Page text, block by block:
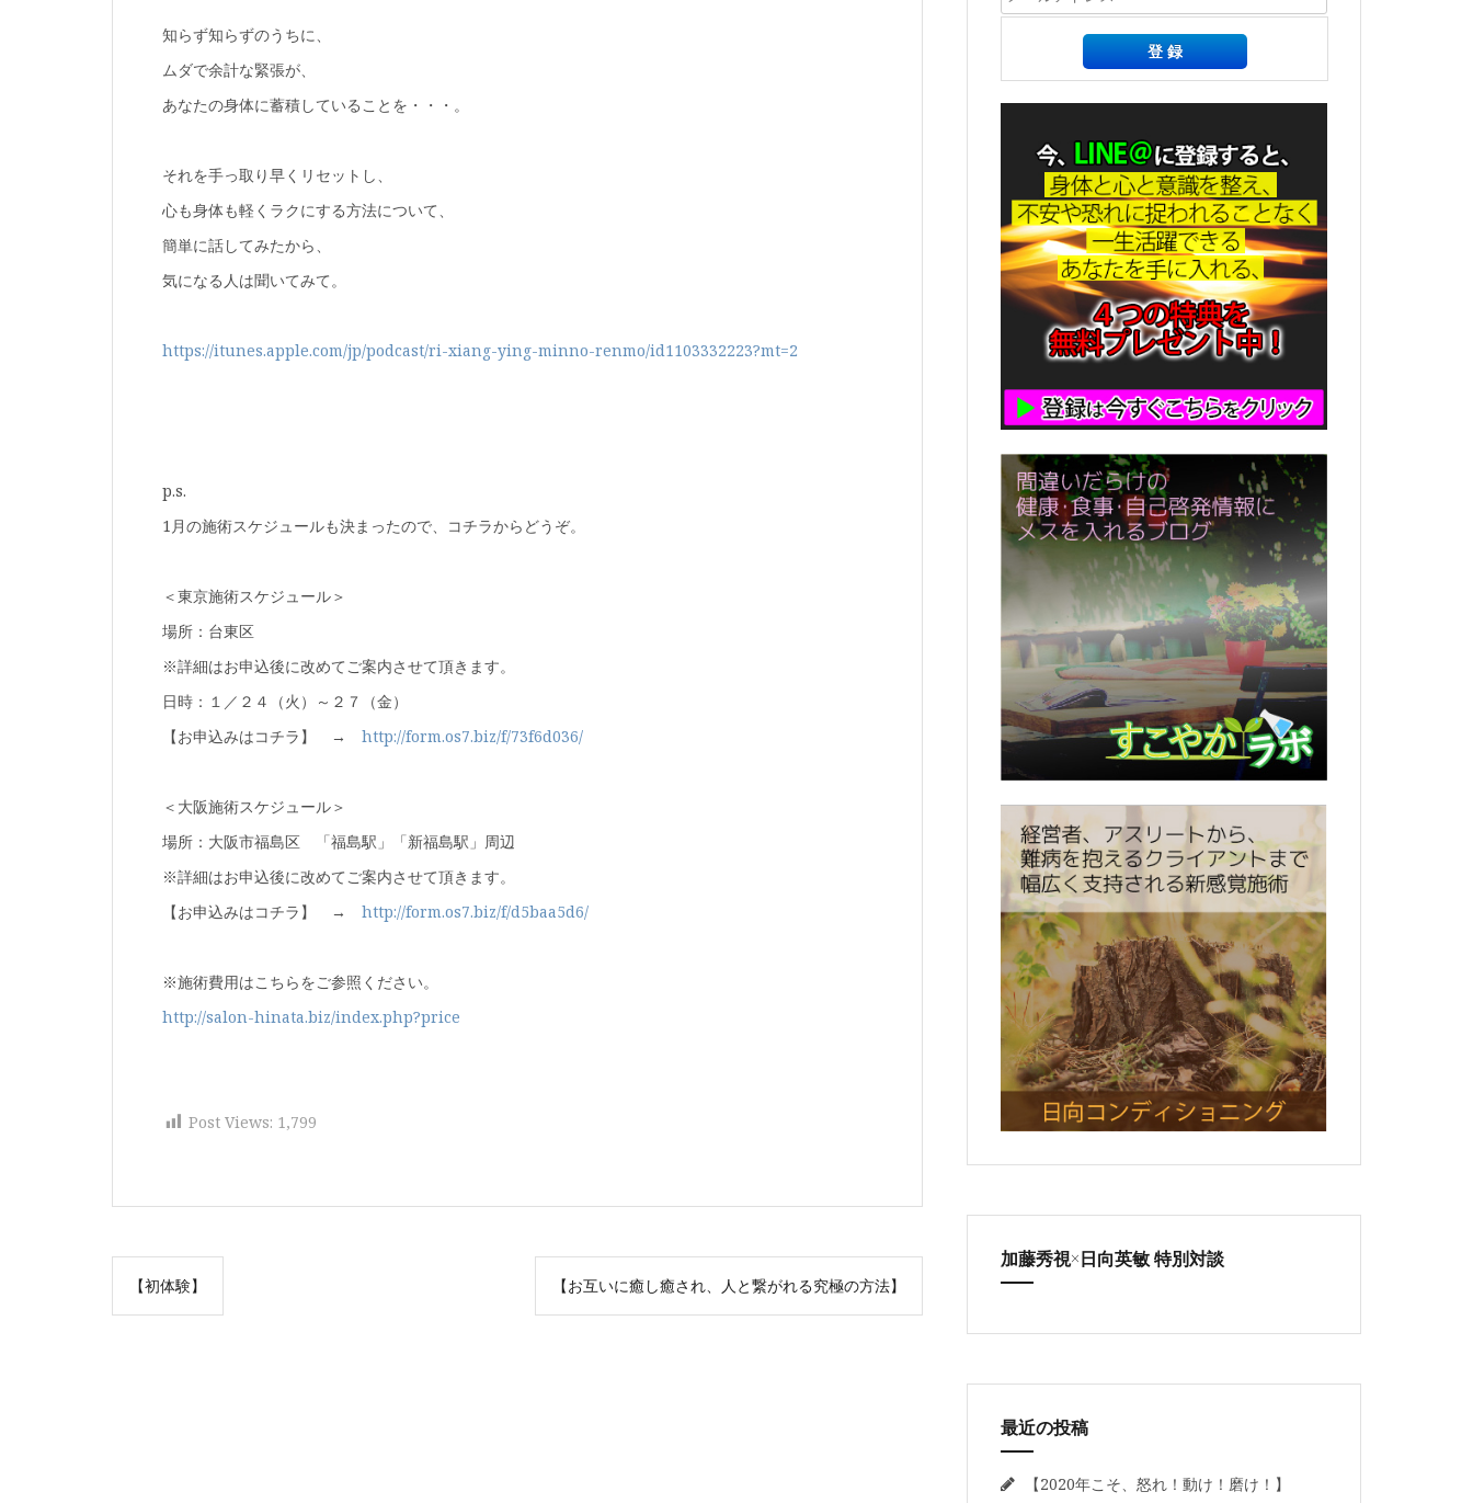
知らず知らずのうちに、
ムダで余計な緊張が、
あなたの身体に蓄積していることを・・・。
それを手っ取り早くリセットし、
心も身体も軽くラクにする方法について、
簡単に話してみたから、
気になる人は聞いてみて。
https://itunes.apple.com/jp/podcast/ri-xiang-ying-minno-renmo/id1103332223?mt=2
p.s.
1月の施術スケジュールも決まったので、コチラからどうぞ。
＜東京施術スケジュール＞
場所：台東区
※詳細はお申込後に改めてご案内させて頂きます。
日時：１／２４（火）～２７（金）
【お申込みはコチラ】 → http://form.os7.biz/f/73f6d036/
＜大阪施術スケジュール＞
場所：大阪市福島区 「福島駅」「新福島駅」周辺
※詳細はお申込後に改めてご案内させて頂きます。
【お申込みはコチラ】 → http://form.os7.biz/f/d5baa5d6/
※施術費用はこちらをご参照ください。
http://salon-hinata.biz/index.php?price
Post Views: 1,799
投
稿【初体験】 【お互いに癒し癒され、人と繋がれる究極の方法】
加藤秀視×日向英敏 特別対談
最近の投稿
【2020年こそ、怒れ！動け！磨け！】